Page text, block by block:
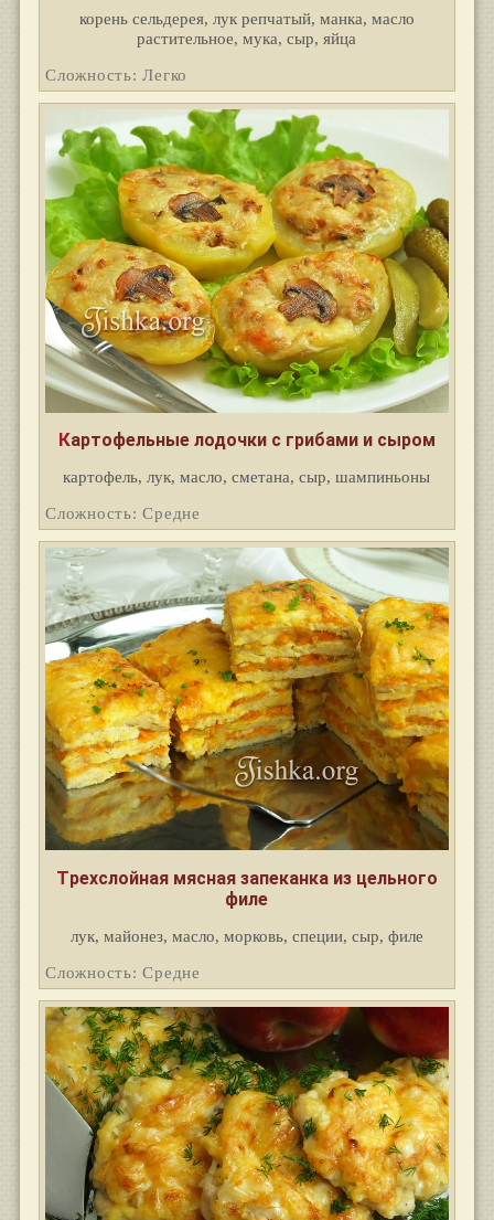
корень сельдерея, лук репчатый, манка, масло
растительное, мука, сыр, яйца
Сложность: Легко
Картофельные лодочки с грибами и сыром
картофель, лук, масло, сметана, сыр, шампиньоны
Сложность: Средне
Трехслойная мясная запеканка из цельного
филе
лук, майонез, масло, морковь, специи, сыр, филе
Сложность: Средне